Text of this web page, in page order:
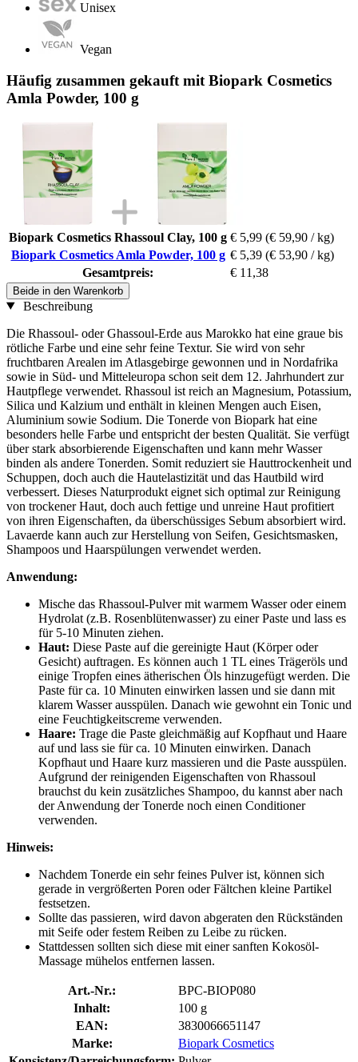
Unisex
Vegan
Häufig zusammen gekauft mit Biopark Cosmetics
Amla Powder, 100 g
Biopark Cosmetics Rhassoul Clay, 100 g € 5,99 (€ 59,90 / kg)
Biopark Cosmetics Amla Powder, 100 g € 5,39 (€ 53,90 / kg)
Gesamtpreis:
€ 11,38
Beide in den Warenkorb
Beschreibung
Die Rhassoul- oder Ghassoul-Erde aus Marokko hat eine graue bis
rötliche Farbe und eine sehr feine Textur. Sie wird von sehr
fruchtbaren Arealen im Atlasgebirge gewonnen und in Nordafrika
sowie in Süd- und Mitteleuropa schon seit dem 12. Jahrhundert zur
Hautpflege verwendet. Rhassoul ist reich an Magnesium, Potassium,
Silica und Kalzium und enthält in kleinen Mengen auch Eisen,
Aluminium sowie Sodium. Die Tonerde von Biopark hat eine
besonders helle Farbe und entspricht der besten Qualität. Sie verfügt
über stark absorbierende Eigenschaften und kann mehr Wasser
binden als andere Tonerden. Somit reduziert sie Hauttrockenheit und
Schuppen, doch auch die Hautelastizität und das Hautbild wird
verbessert. Dieses Naturprodukt eignet sich optimal zur Reinigung
von trockener Haut, doch auch fettige und unreine Haut profitiert
von ihren Eigenschaften, da überschüssiges Sebum absorbiert wird.
Lavaerde kann auch zur Herstellung von Seifen, Gesichtsmasken,
Shampoos und Haarspülungen verwendet werden.
Anwendung:
Mische das Rhassoul-Pulver mit warmem Wasser oder einem
Hydrolat (z.B. Rosenblütenwasser) zu einer Paste und lass es
für 5-10 Minuten ziehen.
Haut: Diese Paste auf die gereinigte Haut (Körper oder
Gesicht) auftragen. Es können auch 1 TL eines Trägeröls und
einige Tropfen eines ätherischen Öls hinzugefügt werden. Die
Paste für ca. 10 Minuten einwirken lassen und sie dann mit
klarem Wasser ausspülen. Danach wie gewohnt ein Tonic und
eine Feuchtigkeitscreme verwenden.
Haare: Trage die Paste gleichmäßig auf Kopfhaut und Haare
auf und lass sie für ca. 10 Minuten einwirken. Danach
Kopfhaut und Haare kurz massieren und die Paste ausspülen.
Aufgrund der reinigenden Eigenschaften von Rhassoul
brauchst du kein zusätzliches Shampoo, du kannst aber nach
der Anwendung der Tonerde noch einen Conditioner
verwenden.
Hinweis:
Nachdem Tonerde ein sehr feines Pulver ist, können sich
gerade in vergrößerten Poren oder Fältchen kleine Partikel
festsetzen.
Sollte das passieren, wird davon abgeraten den Rückständen
mit Seife oder festem Reiben zu Leibe zu rücken.
Stattdessen sollten sich diese mit einer sanften Kokosöl-
Massage mühelos entfernen lassen.
Art.-Nr.:
BPC-BIOP080
Inhalt:
100 g
EAN:
3830066651147
Marke:
Biopark Cosmetics